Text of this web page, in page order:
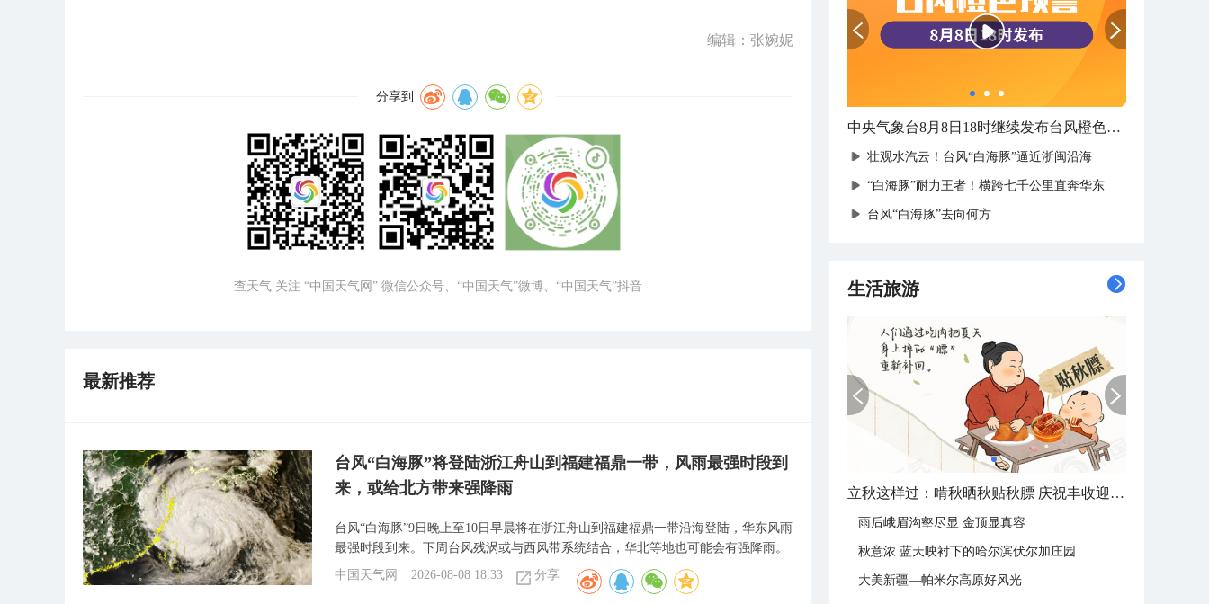
编辑：张婉妮
分享到
查天气 关注 “中国天气网” 微信公众号、“中国天气”微博、“中国天气”抖音
最新推荐
台风“白海豚”将登陆浙江舟山到福建福鼎一带，风雨最强时段到
来，或给北方带来强降雨
台风“白海豚”9日晚上至10日早晨将在浙江舟山到福建福鼎一带沿海登陆，华东风雨
最强时段到来。下周台风残涡或与西风带系统结合，华北等地也可能会有强降雨。
中国天气网
2026-08-08 18:33 分享
中央气象台8月8日18时继续发布台风橙色预警
壮观水汽云！台风“白海豚”逼近浙闽沿海
“白海豚”耐力王者！横跨七千公里直奔华东
台风“白海豚”去向何方
生活旅游
立秋这样过：啃秋晒秋贴秋膘 庆祝丰收迎秋来
雨后峨眉沟壑尽显 金顶显真容
秋意浓 蓝天映衬下的哈尔滨伏尔加庄园
大美新疆—帕米尔高原好风光